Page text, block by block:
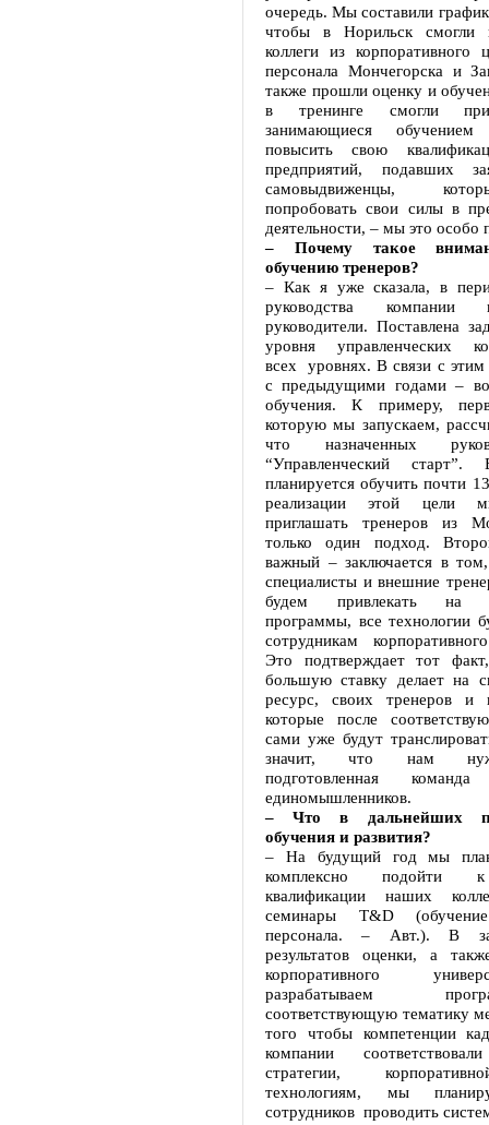
очередь. Мы составили
чтобы в Норильск смогли
коллеги из корпоративного
персонала Мончегорска и
также прошли оценку и
в тренинге смогли
занимающиеся
повысить свою
предприятий, подавших
самовыдвиженцы,
попробовать свои силы в
деятельности, – мы это особо
– Почему такое
обучению тренеров?
– Как я уже сказала, в
руководства компании
руководители. Поставлена
уровня управленческих
всех уровнях. В связи с
с предыдущими годами –
обучения. К примеру,
которую мы запускаем,
что назначенных
“Управленческий
планируется обучить почти
реализации этой цели
приглашать тренеров из
только один подход.
важный – заключается в
специалисты и внешние
будем привлекать на
программы, все технологии
сотрудникам
Это подтверждает тот
большую ставку делает на
ресурс, своих тренеров и
которые после
сами уже будут
значит, что нам
подготовленная команда
единомышленников.
– Что в дальнейших
обучения и развития?
– На будущий год мы
комплексно подойти
квалификации наших
семинары Т&D
персонала. – Авт.). В
результатов оценки, а
корпоративного
разрабатываем
соответствующую тематику
того чтобы компетенции
компании
стратегии,
технологиям, мы
сотрудников проводить